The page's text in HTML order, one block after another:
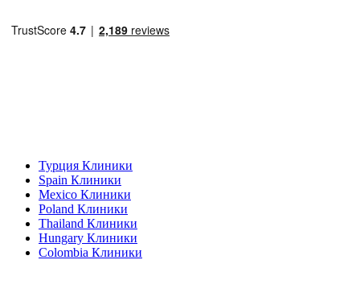
Турция Клиники
Spain Клиники
Mexico Клиники
Poland Клиники
Thailand Клиники
Hungary Клиники
Colombia Клиники